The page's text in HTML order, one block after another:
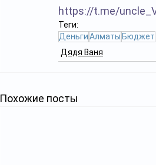
https://t.me/
Теги:
ДеньгиАлматы Бюджет
Дядя Ваня
Похожие посты